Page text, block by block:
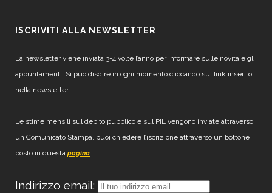
ISCRIVITI ALLA NEWSLETTER
La newsletter viene inviata 3-4 volte l’anno per informare sulle novità e gli
appuntamenti. Si può disdire in ogni momento cliccando sul link inserito
nella newsletter.
Le stime mensili sul debito pubblico e sul PIL vengono inviate attraverso
un Comunicato Stampa, puoi chiedere l’iscrizione attraverso un bottone
posto in questa pagina.
Indirizzo email: